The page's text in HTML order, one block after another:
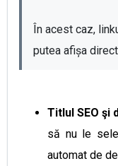
În acest caz,
putea afișa
Titlul SEO şi
să nu le
automat de